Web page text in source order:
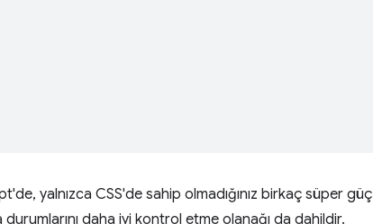
yalnızca CSS'de sahip olmadığınız birkaç süper güç
daha iyi kontrol etme olanağı da dahildir.